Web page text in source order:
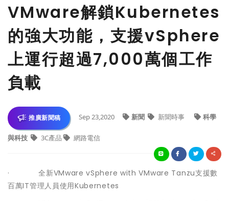
VMware解鎖Kubernetes
的強大功能，支援vSphere
上運行超過7,000萬個工作
負載
推廣新聞稿 Sep 23,2020 新聞 新聞時事 科學
與科技 3C產品 網路電信
· 全新VMware vSphere with VMware Tanzu支援數
百萬IT管理人員使用Kubernetes